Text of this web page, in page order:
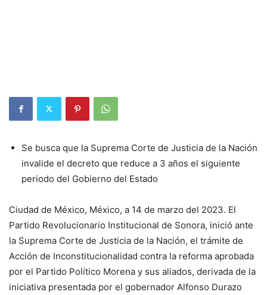
Se busca que la Suprema Corte de Justicia de la Nación
invalide el decreto que reduce a 3 años el siguiente
periodo del Gobierno del Estado
Ciudad de México, México, a 14 de marzo del 2023. El
Partido Revolucionario Institucional de Sonora, inició ante
la Suprema Corte de Justicia de la Nación, el trámite de
Acción de Inconstitucionalidad contra la reforma aprobada
por el Partido Político Morena y sus aliados, derivada de la
iniciativa presentada por el gobernador Alfonso Durazo